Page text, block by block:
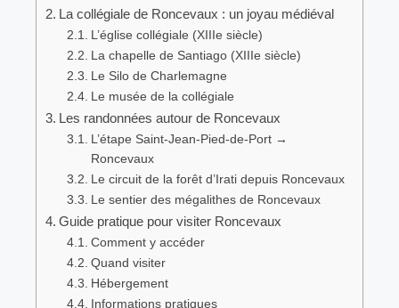
La collégiale de Roncevaux : un joyau médiéval
L’église collégiale (XIIIe siècle)
La chapelle de Santiago (XIIIe siècle)
Le Silo de Charlemagne
Le musée de la collégiale
Les randonnées autour de Roncevaux
L’étape Saint-Jean-Pied-de-Port →
Roncevaux
Le circuit de la forêt d’Irati depuis Roncevaux
Le sentier des mégalithes de Roncevaux
Guide pratique pour visiter Roncevaux
Comment y accéder
Quand visiter
Hébergement
Informations pratiques